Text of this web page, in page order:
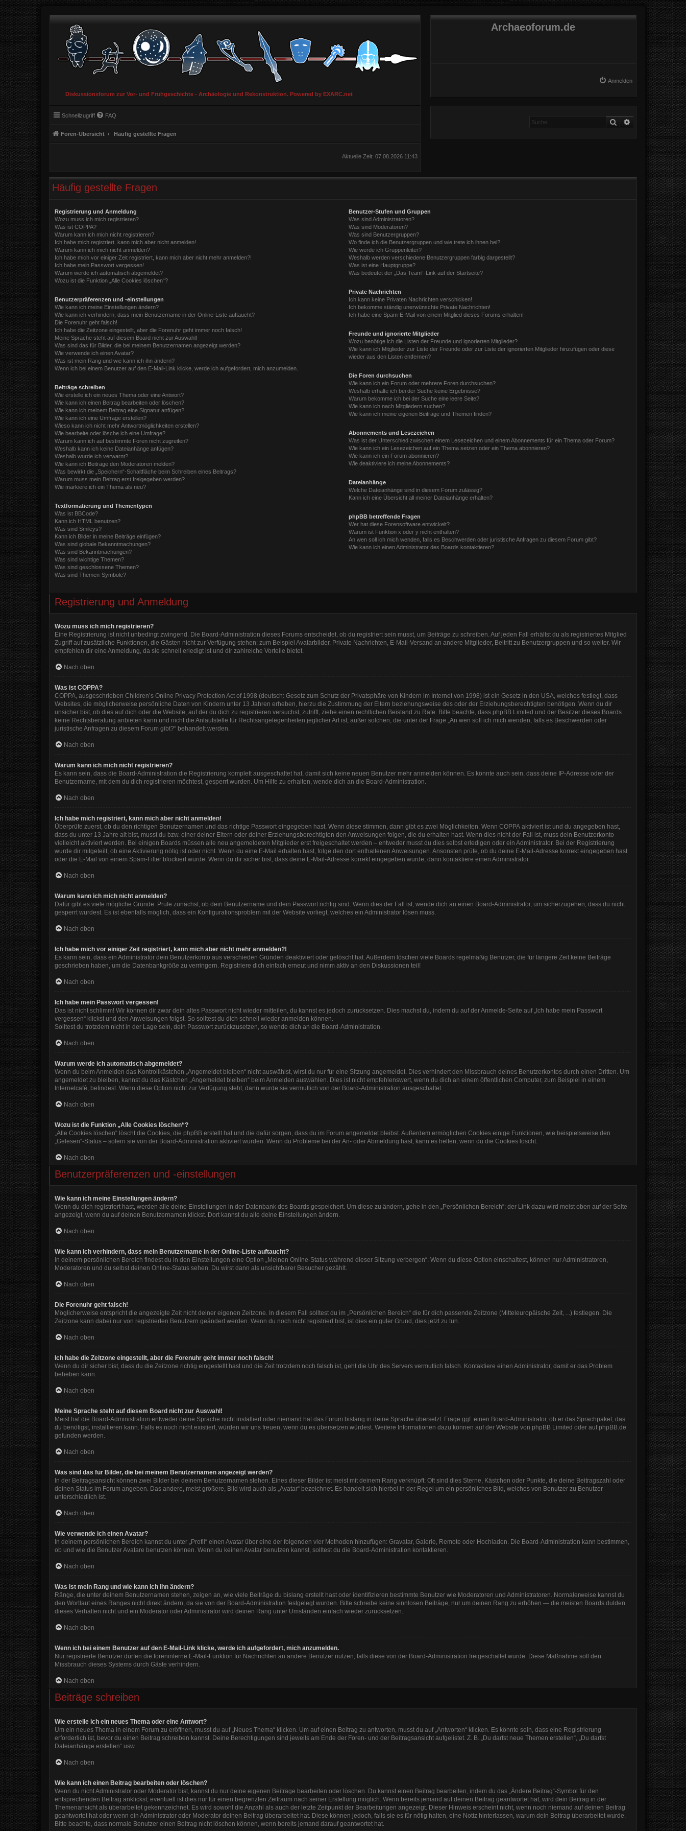
Diskussionsforum zur Vor- und Frühgeschichte - Archäologie und Rekonstruktion. Powered by EXARC.net
Archaeoforum.de
Anmelden
Schnellzugriff FAQ
Foren-Übersicht Häufig gestellte Fragen
Suche Erweiterte Suche
Aktuelle Zeit: 07.08.2026 11:43
Häufig gestellte Fragen
Registrierung und Anmeldung
Wozu muss ich mich registrieren?
Was ist COPPA?
Warum kann ich mich nicht registrieren?
Ich habe mich registriert, kann mich aber nicht anmelden!
Warum kann ich mich nicht anmelden?
Ich habe mich vor einiger Zeit registriert, kann mich aber nicht mehr anmelden?!
Ich habe mein Passwort vergessen!
Warum werde ich automatisch abgemeldet?
Wozu ist die Funktion „Alle Cookies löschen“?
Benutzerpräferenzen und -einstellungen
Wie kann ich meine Einstellungen ändern?
Wie kann ich verhindern, dass mein Benutzername in der Online-Liste auftaucht?
Die Forenuhr geht falsch!
Ich habe die Zeitzone eingestellt, aber die Forenuhr geht immer noch falsch!
Meine Sprache steht auf diesem Board nicht zur Auswahl!
Was sind das für Bilder, die bei meinem Benutzernamen angezeigt werden?
Wie verwende ich einen Avatar?
Was ist mein Rang und wie kann ich ihn ändern?
Wenn ich bei einem Benutzer auf den E-Mail-Link klicke, werde ich aufgefordert, mich anzumelden.
Beiträge schreiben
Wie erstelle ich ein neues Thema oder eine Antwort?
Wie kann ich einen Beitrag bearbeiten oder löschen?
Wie kann ich meinem Beitrag eine Signatur anfügen?
Wie kann ich eine Umfrage erstellen?
Wieso kann ich nicht mehr Antwortmöglichkeiten erstellen?
Wie bearbeite oder lösche ich eine Umfrage?
Warum kann ich auf bestimmte Foren nicht zugreifen?
Weshalb kann ich keine Dateianhänge anfügen?
Weshalb wurde ich verwarnt?
Wie kann ich Beiträge den Moderatoren melden?
Was bewirkt die „Speichern“-Schaltfläche beim Schreiben eines Beitrags?
Warum muss mein Beitrag erst freigegeben werden?
Wie markiere ich ein Thema als neu?
Textformatierung und Thementypen
Was ist BBCode?
Kann ich HTML benutzen?
Was sind Smileys?
Kann ich Bilder in meine Beiträge einfügen?
Was sind globale Bekanntmachungen?
Was sind Bekanntmachungen?
Was sind wichtige Themen?
Was sind geschlossene Themen?
Was sind Themen-Symbole?
Benutzer-Stufen und Gruppen
Was sind Administratoren?
Was sind Moderatoren?
Was sind Benutzergruppen?
Wo finde ich die Benutzergruppen und wie trete ich ihnen bei?
Wie werde ich Gruppenleiter?
Weshalb werden verschiedene Benutzergruppen farbig dargestellt?
Was ist eine Hauptgruppe?
Was bedeutet der „Das Team“-Link auf der Startseite?
Private Nachrichten
Ich kann keine Privaten Nachrichten verschicken!
Ich bekomme ständig unerwünschte Private Nachrichten!
Ich habe eine Spam-E-Mail von einem Mitglied dieses Forums erhalten!
Freunde und ignorierte Mitglieder
Wozu benötige ich die Listen der Freunde und ignorierten Mitglieder?
Wie kann ich Mitglieder zur Liste der Freunde oder zur Liste der ignorierten Mitglieder hinzufügen oder diese
wieder aus den Listen entfernen?
Die Foren durchsuchen
Wie kann ich ein Forum oder mehrere Foren durchsuchen?
Weshalb erhalte ich bei der Suche keine Ergebnisse?
Warum bekomme ich bei der Suche eine leere Seite?
Wie kann ich nach Mitgliedern suchen?
Wie kann ich meine eigenen Beiträge und Themen finden?
Abonnements und Lesezeichen
Was ist der Unterschied zwischen einem Lesezeichen und einem Abonnements für ein Thema oder Forum?
Wie kann ich ein Lesezeichen auf ein Thema setzen oder ein Thema abonnieren?
Wie kann ich ein Forum abonnieren?
Wie deaktiviere ich meine Abonnements?
Dateianhänge
Welche Dateianhänge sind in diesem Forum zulässig?
Kann ich eine Übersicht all meiner Dateianhänge erhalten?
phpBB betreffende Fragen
Wer hat diese Forensoftware entwickelt?
Warum ist Funktion x oder y nicht enthalten?
An wen soll ich mich wenden, falls es Beschwerden oder juristische Anfragen zu diesem Forum gibt?
Wie kann ich einen Administrator des Boards kontaktieren?
Registrierung und Anmeldung
Wozu muss ich mich registrieren?
Eine Registrierung ist nicht unbedingt zwingend. Die Board-Administration dieses Forums entscheidet, ob du registriert sein musst, um Beiträge zu schreiben. Auf jeden Fall erhältst du als registriertes Mitglied
Zugriff auf zusätzliche Funktionen, die Gästen nicht zur Verfügung stehen: zum Beispiel Avatarbilder, Private Nachrichten, E-Mail-Versand an andere Mitglieder, Beitritt zu Benutzergruppen und so weiter. Wir
empfehlen dir eine Anmeldung, da sie schnell erledigt ist und dir zahlreiche Vorteile bietet.
Nach oben
Was ist COPPA?
COPPA, ausgeschrieben Children’s Online Privacy Protection Act of 1998 (deutsch: Gesetz zum Schutz der Privatsphäre von Kindern im Internet von 1998) ist ein Gesetz in den USA, welches festlegt, dass
Websites, die möglicherweise persönliche Daten von Kindern unter 13 Jahren erheben, hierzu die Zustimmung der Eltern beziehungsweise des oder der Erziehungsberechtigten benötigen. Wenn du dir
unsicher bist, ob dies auf dich oder die Website, auf der du dich zu registrieren versuchst, zutrifft, ziehe einen rechtlichen Beistand zu Rate. Bitte beachte, dass phpBB Limited und der Besitzer dieses Boards
keine Rechtsberatung anbieten kann und nicht die Anlaufstelle für Rechtsangelegenheiten jeglicher Art ist; außer solchen, die unter der Frage „An wen soll ich mich wenden, falls es Beschwerden oder
juristische Anfragen zu diesem Forum gibt?“ behandelt werden.
Nach oben
Warum kann ich mich nicht registrieren?
Es kann sein, dass die Board-Administration die Registrierung komplett ausgeschaltet hat, damit sich keine neuen Benutzer mehr anmelden können. Es könnte auch sein, dass deine IP-Adresse oder der
Benutzername, mit dem du dich registrieren möchtest, gesperrt wurden. Um Hilfe zu erhalten, wende dich an die Board-Administration.
Nach oben
Ich habe mich registriert, kann mich aber nicht anmelden!
Überprüfe zuerst, ob du den richtigen Benutzernamen und das richtige Passwort eingegeben hast. Wenn diese stimmen, dann gibt es zwei Möglichkeiten. Wenn COPPA aktiviert ist und du angegeben hast,
dass du unter 13 Jahre alt bist, musst du bzw. einer deiner Eltern oder deiner Erziehungsberechtigten den Anweisungen folgen, die du erhalten hast. Wenn dies nicht der Fall ist, muss dein Benutzerkonto
vielleicht aktiviert werden. Bei einigen Boards müssen alle neu angemeldeten Mitglieder erst freigeschaltet werden – entweder musst du dies selbst erledigen oder ein Administrator. Bei der Registrierung
wurde dir mitgeteilt, ob eine Aktivierung nötig ist oder nicht. Wenn du eine E-Mail erhalten hast, folge den dort enthaltenen Anweisungen. Ansonsten prüfe, ob du deine E-Mail-Adresse korrekt eingegeben hast
oder die E-Mail von einem Spam-Filter blockiert wurde. Wenn du dir sicher bist, dass deine E-Mail-Adresse korrekt eingegeben wurde, dann kontaktiere einen Administrator.
Nach oben
Warum kann ich mich nicht anmelden?
Dafür gibt es viele mögliche Gründe. Prüfe zunächst, ob dein Benutzername und dein Passwort richtig sind. Wenn dies der Fall ist, wende dich an einen Board-Administrator, um sicherzugehen, dass du nicht
gesperrt wurdest. Es ist ebenfalls möglich, dass ein Konfigurationsproblem mit der Website vorliegt, welches ein Administrator lösen muss.
Nach oben
Ich habe mich vor einiger Zeit registriert, kann mich aber nicht mehr anmelden?!
Es kann sein, dass ein Administrator dein Benutzerkonto aus verschieden Gründen deaktiviert oder gelöscht hat. Außerdem löschen viele Boards regelmäßig Benutzer, die für längere Zeit keine Beiträge
geschrieben haben, um die Datenbankgröße zu verringern. Registriere dich einfach erneut und nimm aktiv an den Diskussionen teil!
Nach oben
Ich habe mein Passwort vergessen!
Das ist nicht schlimm! Wir können dir zwar dein altes Passwort nicht wieder mitteilen, du kannst es jedoch zurücksetzen. Dies machst du, indem du auf der Anmelde-Seite auf „Ich habe mein Passwort
vergessen“ klickst und den Anweisungen folgst. So solltest du dich schnell wieder anmelden können.
Solltest du trotzdem nicht in der Lage sein, dein Passwort zurückzusetzen, so wende dich an die Board-Administration.
Nach oben
Warum werde ich automatisch abgemeldet?
Wenn du beim Anmelden das Kontrollkästchen „Angemeldet bleiben“ nicht auswählst, wirst du nur für eine Sitzung angemeldet. Dies verhindert den Missbrauch deines Benutzerkontos durch einen Dritten. Um
angemeldet zu bleiben, kannst du das Kästchen „Angemeldet bleiben“ beim Anmelden auswählen. Dies ist nicht empfehlenswert, wenn du dich an einem öffentlichen Computer, zum Beispiel in einem
Internetcafé, befindest. Wenn diese Option nicht zur Verfügung steht, dann wurde sie vermutlich von der Board-Administration ausgeschaltet.
Nach oben
Wozu ist die Funktion „Alle Cookies löschen“?
„Alle Cookies löschen“ löscht die Cookies, die phpBB erstellt hat und die dafür sorgen, dass du im Forum angemeldet bleibst. Außerdem ermöglichen Cookies einige Funktionen, wie beispielsweise den
„Gelesen“-Status – sofern sie von der Board-Administration aktiviert wurden. Wenn du Probleme bei der An- oder Abmeldung hast, kann es helfen, wenn du die Cookies löscht.
Nach oben
Benutzerpräferenzen und -einstellungen
Wie kann ich meine Einstellungen ändern?
Wenn du dich registriert hast, werden alle deine Einstellungen in der Datenbank des Boards gespeichert. Um diese zu ändern, gehe in den „Persönlichen Bereich“; der Link dazu wird meist oben auf der Seite
angezeigt, wenn du auf deinen Benutzernamen klickst. Dort kannst du alle deine Einstellungen ändern.
Nach oben
Wie kann ich verhindern, dass mein Benutzername in der Online-Liste auftaucht?
In deinem persönlichen Bereich findest du in den Einstellungen eine Option „Meinen Online-Status während dieser Sitzung verbergen“. Wenn du diese Option einschaltest, können nur Administratoren,
Moderatoren und du selbst deinen Online-Status sehen. Du wirst dann als unsichtbarer Besucher gezählt.
Nach oben
Die Forenuhr geht falsch!
Möglicherweise entspricht die angezeigte Zeit nicht deiner eigenen Zeitzone. In diesem Fall solltest du im „Persönlichen Bereich“ die für dich passende Zeitzone (Mitteleuropäische Zeit, ...) festlegen. Die
Zeitzone kann dabei nur von registrierten Benutzern geändert werden. Wenn du noch nicht registriert bist, ist dies ein guter Grund, dies jetzt zu tun.
Nach oben
Ich habe die Zeitzone eingestellt, aber die Forenuhr geht immer noch falsch!
Wenn du dir sicher bist, dass du die Zeitzone richtig eingestellt hast und die Zeit trotzdem noch falsch ist, geht die Uhr des Servers vermutlich falsch. Kontaktiere einen Administrator, damit er das Problem
beheben kann.
Nach oben
Meine Sprache steht auf diesem Board nicht zur Auswahl!
Meist hat die Board-Administration entweder deine Sprache nicht installiert oder niemand hat das Forum bislang in deine Sprache übersetzt. Frage ggf. einen Board-Administrator, ob er das Sprachpaket, das
du benötigst, installieren kann. Falls es noch nicht existiert, würden wir uns freuen, wenn du es übersetzen würdest. Weitere Informationen dazu können auf der Website von phpBB Limited oder auf phpBB.de
gefunden werden.
Nach oben
Was sind das für Bilder, die bei meinem Benutzernamen angezeigt werden?
In der Beitragsansicht können zwei Bilder bei deinem Benutzernamen stehen. Eines dieser Bilder ist meist mit deinem Rang verknüpft: Oft sind dies Sterne, Kästchen oder Punkte, die deine Beitragszahl oder
deinen Status im Forum angeben. Das andere, meist größere, Bild wird auch als „Avatar“ bezeichnet. Es handelt sich hierbei in der Regel um ein persönliches Bild, welches von Benutzer zu Benutzer
unterschiedlich ist.
Nach oben
Wie verwende ich einen Avatar?
In deinem persönlichen Bereich kannst du unter „Profil“ einen Avatar über eine der folgenden vier Methoden hinzufügen: Gravatar, Galerie, Remote oder Hochladen. Die Board-Administration kann bestimmen,
ob und wie die Benutzer Avatare benutzen können. Wenn du keinen Avatar benutzen kannst, solltest du die Board-Administration kontaktieren.
Nach oben
Was ist mein Rang und wie kann ich ihn ändern?
Ränge, die unter deinem Benutzernamen stehen, zeigen an, wie viele Beiträge du bislang erstellt hast oder identifizieren bestimmte Benutzer wie Moderatoren und Administratoren. Normalerweise kannst du
den Wortlaut eines Ranges nicht direkt ändern, da sie von der Board-Administration festgelegt wurden. Bitte schreibe keine sinnlosen Beiträge, nur um deinen Rang zu erhöhen — die meisten Boards dulden
dieses Verhalten nicht und ein Moderator oder Administrator wird deinen Rang unter Umständen einfach wieder zurücksetzen.
Nach oben
Wenn ich bei einem Benutzer auf den E-Mail-Link klicke, werde ich aufgefordert, mich anzumelden.
Nur registrierte Benutzer dürfen die foreninterne E-Mail-Funktion für Nachrichten an andere Benutzer nutzen, falls diese von der Board-Administration freigeschaltet wurde. Diese Maßnahme soll den
Missbrauch dieses Systems durch Gäste verhindern.
Nach oben
Beiträge schreiben
Wie erstelle ich ein neues Thema oder eine Antwort?
Um ein neues Thema in einem Forum zu eröffnen, musst du auf „Neues Thema“ klicken. Um auf einen Beitrag zu antworten, musst du auf „Antworten“ klicken. Es könnte sein, dass eine Registrierung
erforderlich ist, bevor du einen Beitrag schreiben kannst. Deine Berechtigungen sind jeweils am Ende der Foren- und der Beitragsansicht aufgelistet. Z. B. „Du darfst neue Themen erstellen“, „Du darfst
Dateianhänge erstellen“ usw.
Nach oben
Wie kann ich einen Beitrag bearbeiten oder löschen?
Wenn du nicht Administrator oder Moderator bist, kannst du nur deine eigenen Beiträge bearbeiten oder löschen. Du kannst einen Beitrag bearbeiten, indem du das „Ändere Beitrag“-Symbol für den
entsprechenden Beitrag anklickst; eventuell ist dies nur für einen begrenzten Zeitraum nach seiner Erstellung möglich. Wenn bereits jemand auf deinen Beitrag geantwortet hat, wird dein Beitrag in der
Themenansicht als überarbeitet gekennzeichnet. Es wird sowohl die Anzahl als auch der letzte Zeitpunkt der Bearbeitungen angezeigt. Dieser Hinweis erscheint nicht, wenn noch niemand auf deinen Beitrag
geantwortet hat oder wenn ein Administrator oder Moderator deinen Beitrag überarbeitet hat. Diese können jedoch, falls sie es für nötig halten, eine Notiz hinterlassen, warum dein Beitrag überarbeitet wurde.
Bitte beachte, dass normale Benutzer einen Beitrag nicht löschen können, wenn bereits jemand darauf geantwortet hat.